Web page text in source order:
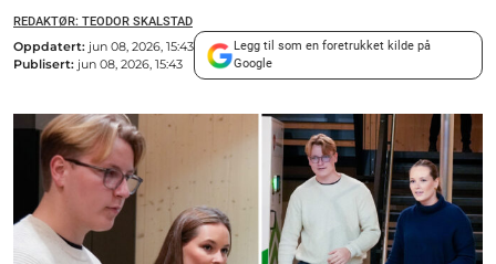
REDAKTØR: TEODOR SKALSTAD
Oppdatert: jun 08, 2026, 15:43
Publisert: jun 08, 2026, 15:43
Legg til som en foretrukket kilde på
Google